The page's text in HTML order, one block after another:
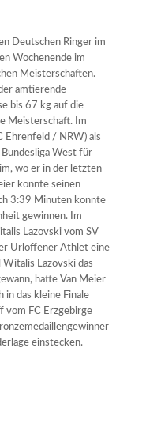
Deutschen Ringer im
Wochenende im
Meisterschaften.
amtierende
bis 67 kg auf die
Meisterschaft. Im
Ehrenfeld / NRW) als
West für
wo er in der letzten
konnte seinen
3:39 Minuten konnte
gewinnen. Im
Lazovski vom SV
Urloffener Athlet eine
Lazovski das
hatte Van Meier
in das kleine Finale
vom FC Erzgebirge
einstecken.